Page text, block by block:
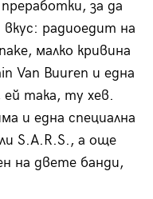
за да
вкус: радиоедит на
малко кривина
Van Buuren и една
ей така, ту хев.
и една специална
S.A.R.S., а още
на двете банди,